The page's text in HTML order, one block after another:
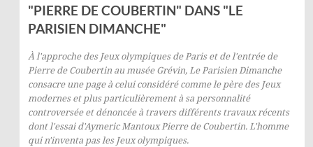
Connexion Inscription
"PIERRE DE COUBERTIN" DANS "LE
PARISIEN DIMANCHE"
À l'approche des Jeux olympiques de Paris et de l'entrée de
Pierre de Coubertin au musée Grévin, Le Parisien Dimanche
consacre une page à celui considéré comme le père des Jeux
modernes et plus particulièrement à sa personnalité
controversée et dénoncée à travers différents travaux récents
dont l'essai d'Aymeric MantouxPierre de Coubertin. L'homme
qui n'inventa pas les Jeux olympiques.